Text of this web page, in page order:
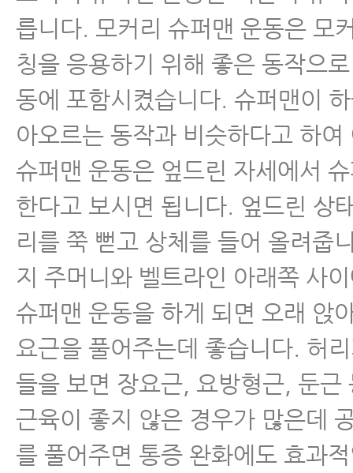
릅니다. 모커리 슈퍼맨 운동은 모
칭을 응용하기 위해 좋은 동작으
동에 포함시켰습니다. 슈퍼맨이
아오르는 동작과 비슷하다고 하여
슈퍼맨 운동은 엎드린 자세에서
한다고 보시면 됩니다. 엎드린 상
리를 쭉 뻗고 상체를 들어 올려줍
지 주머니와 벨트라인 아래쪽 사
슈퍼맨 운동을 하게 되면 오래 앉
요근을 풀어주는데 좋습니다. 허
들을 보면 장요근, 요방형근, 둔근
근육이 좋지 않은 경우가 많은데
를 풀어주면 통증 완화에도 효과